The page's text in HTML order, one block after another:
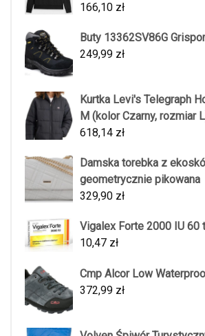
166,10 zł
Buty 13362SV86G
249,99 zł
Kurtka Levi's Telegraph
M (kolor Czarny, rozmiar
618,14 zł
Damska torebka z
geometrycznie pikowana
329,90 zł
Vigalex Forte 2000 IU 60
10,47 zł
Cmp Alcor Low
372,99 zł